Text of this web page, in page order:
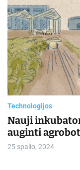
Technologijos
Nauji
auginti
25 spalio, 2024